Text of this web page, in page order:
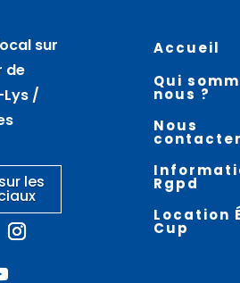
sur
de
/
les
Accueil
Qui
nous ?
Nous
contacter
Rgpd
Location
Cup